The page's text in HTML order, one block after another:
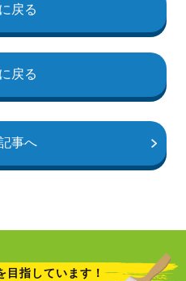
戻る
戻る
事へ
目指しています！